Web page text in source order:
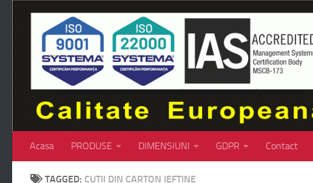
Skip to content
Acasa PRODUSE DIMENSIUNI GDPR Contact
TAGGED: CUTII DIN CARTON IEFTINE